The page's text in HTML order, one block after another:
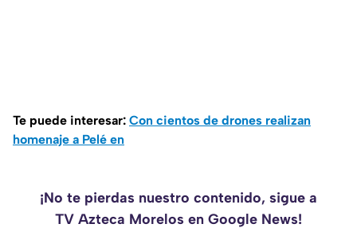
Te puede interesar: Con cientos de drones realizan
homenaje a Pelé en
¡No te pierdas nuestro contenido, sigue a
TV Azteca Morelos en Google News!